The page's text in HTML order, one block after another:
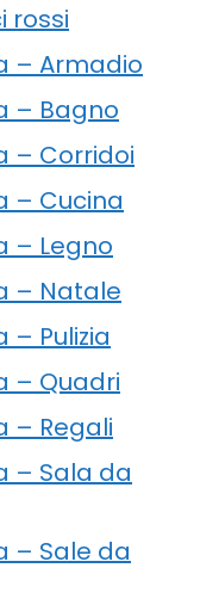
rossi
– Armadio
– Bagno
– Corridoi
– Cucina
– Legno
– Natale
Pulizia
– Quadri
– Regali
– Sala da
– Sale da